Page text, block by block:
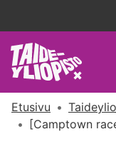
Etusivu
[Camptown